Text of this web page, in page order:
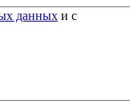
данных и с